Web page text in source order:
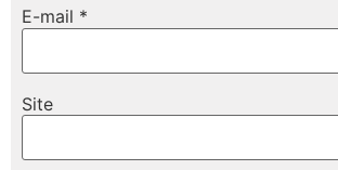
E-mail *
Site